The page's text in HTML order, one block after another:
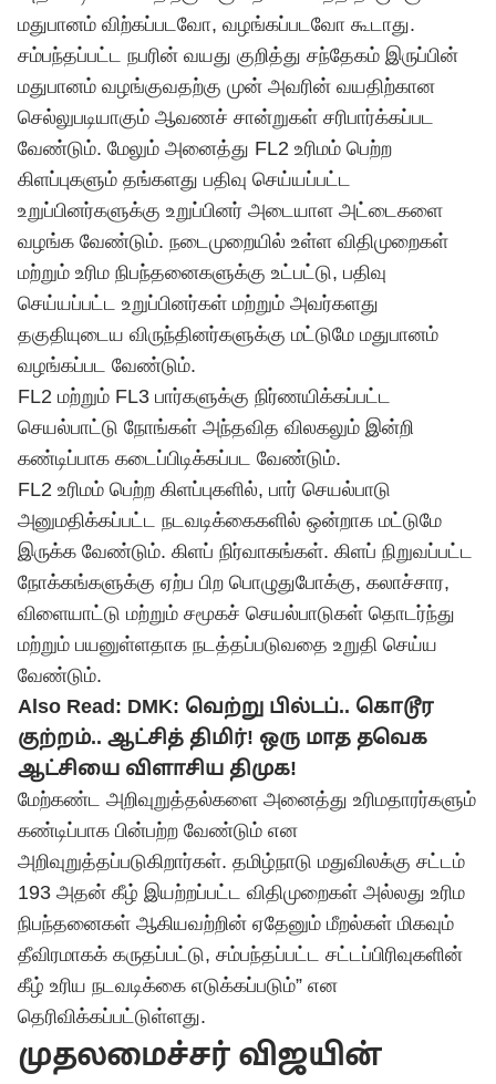
மதுபானம் விற்கப்படவோ, வழங்கப்படவோ கூடாது.
சம்பந்தப்பட்ட நபரின் வயது குறித்து சந்தேகம் இருப்பின்
மதுபானம் வழங்குவதற்கு முன் அவரின் வயதிற்கான
செல்லுபடியாகும் ஆவணச் சான்றுகள் சரிபார்க்கப்பட
வேண்டும். மேலும் அனைத்து FL2 உரிமம் பெற்ற
கிளப்புகளும் தங்களது பதிவு செய்யப்பட்ட
உறுப்பினர்களுக்கு உறுப்பினர் அடையாள அட்டைகளை
வழங்க வேண்டும். நடைமுறையில் உள்ள விதிமுறைகள்
மற்றும் உரிம நிபந்தனைகளுக்கு உட்பட்டு, பதிவு
செய்யப்பட்ட உறுப்பினர்கள் மற்றும் அவர்களது
தகுதியுடைய விருந்தினர்களுக்கு மட்டுமே மதுபானம்
வழங்கப்பட வேண்டும்.
FL2 மற்றும் FL3 பார்களுக்கு நிர்ணயிக்கப்பட்ட
செயல்பாட்டு நோங்கள் அந்தவித விலகலும் இன்றி
கண்டிப்பாக கடைப்பிடிக்கப்பட வேண்டும்.
FL2 உரிமம் பெற்ற கிளப்புகளில், பார் செயல்பாடு
அனுமதிக்கப்பட்ட நடவடிக்கைகளில் ஒன்றாக மட்டுமே
இருக்க வேண்டும். கிளப் நிர்வாகங்கள். கிளப் நிறுவப்பட்ட
நோக்கங்களுக்கு ஏற்ப பிற பொழுதுபோக்கு, கலாச்சார,
விளையாட்டு மற்றும் சமூகச் செயல்பாடுகள் தொடர்ந்து
மற்றும் பயனுள்ளதாக நடத்தப்படுவதை உறுதி செய்ய
வேண்டும்.
Also Read: DMK: வெற்று பில்டப்.. கொடூர
குற்றம்.. ஆட்சித் திமிர்! ஒரு மாத தவெக
ஆட்சியை விளாசிய திமுக!
மேற்கண்ட அறிவுறுத்தல்களை அனைத்து உரிமதாரர்களும்
கண்டிப்பாக பின்பற்ற வேண்டும் என
அறிவுறுத்தப்படுகிறார்கள். தமிழ்நாடு மதுவிலக்கு சட்டம்
193 அதன் கீழ் இயற்றப்பட்ட விதிமுறைகள் அல்லது உரிம
நிபந்தனைகள் ஆகியவற்றின் ஏதேனும் மீறல்கள் மிகவும்
தீவிரமாகக் கருதப்பட்டு, சம்பந்தப்பட்ட சட்டப்பிரிவுகளின்
கீழ் உரிய நடவடிக்கை எடுக்கப்படும்” என
தெரிவிக்கப்பட்டுள்ளது.
முதலமைச்சர் விஜயின்